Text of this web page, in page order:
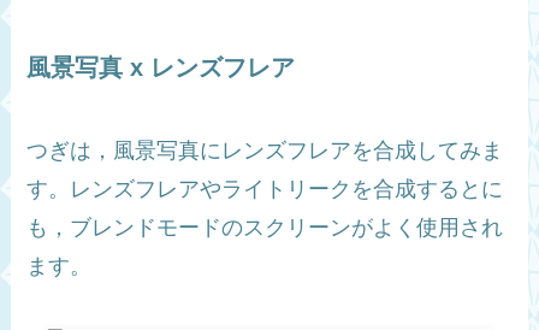
風景写真 x レンズフレア
つぎは，風景写真にレンズフレアを合成してみま
す。レンズフレアやライトリークを合成するとに
も，ブレンドモードのスクリーンがよく使用され
ます。